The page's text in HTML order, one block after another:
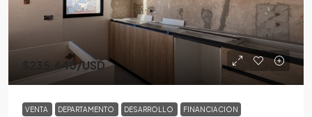
$235,640/USD
VENTA DEPARTAMENTO DESARROLLO FINANCIACION